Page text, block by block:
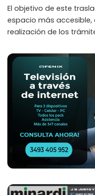
El objetivo de este
espacio más
realización de los